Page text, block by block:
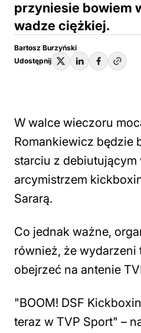
przyniesie bowiem
wadze ciężkiej.
Bartosz Burzyński
Udostępnij
W walce wieczoru
Romankiewicz będzie
starciu z debiutującym
arcymistrzem
Sararą.
Co jednak ważne,
również, że wydarzeni
obejrzeć na antenie
"BOOM! DSF
teraz w TVP Sport" –